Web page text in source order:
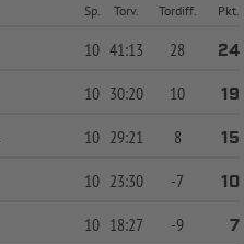
Sp. Torv. Tordiff. Pkt.
10 41:13 28
24
10 30:20 10
19
10 29:21 8
15
10 23:30 -7
10
10 18:27 -9
7